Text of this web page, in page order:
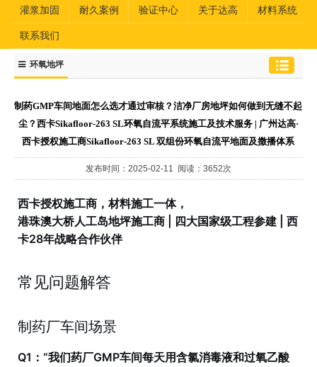
性资产管理 坪
灌浆加固 耐久案例 验证中心 关于达高 材料系统
联系我们
环氧地坪
制药GMP车间地面怎么选才通过审核？洁净厂房地坪如何做到无缝不起
尘？西卡Sikafloor-263 SL环氧自流平系统施工及技术服务 | 广州达高·
西卡授权施工商Sikafloor-263 SL 双组份环氧自流平地面及撒播体系
发布时间：2025-02-11 阅读：3652次
西卡授权施工商，材料施工一体，
港珠澳大桥人工岛地坪施工商 | 四大国家级工程参建 | 西
卡28年战略合作伙伴
常见问题解答
制药厂车间场景
Q1：“我们药厂GMP车间每天用含氯消毒液和过氧乙酸